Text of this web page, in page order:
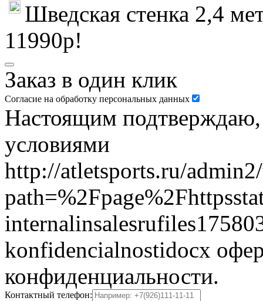
Шведская стенка 2,4
11990р!
Заказ в один клик
Согласие на обработку персональных данных
Настоящим подтверждаю,
условиями
http://atletsports.ru/
konfidencialnostidocx
конфиденциальности.
Контактный телефон: